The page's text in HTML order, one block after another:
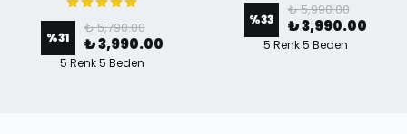
%31
₺ 5,790.00
₺ 3,990.00
5 Renk 5 Beden
%33
₺ 5,990.00
₺ 3,990.00
5 Renk 5 Beden